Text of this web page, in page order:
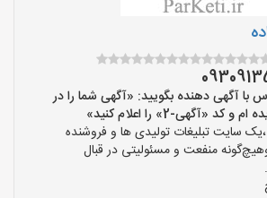
با آگهی دهنده بگویید: «آگهی شما را در
«آگهی-2» را اعلام کنید»
سایت تبلیغات تولیدی ها و فروشنده
منفعت و مسئولیتی در قبال